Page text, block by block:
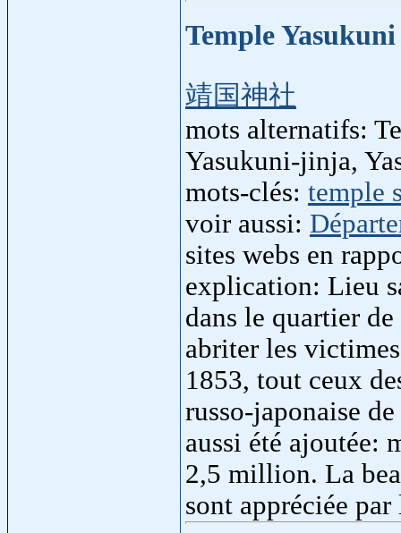
Temple
靖国神社
mots alternatifs:
Yasukuni-jinja,
mots-clés: temple
voir aussi:
sites webs en
explication: Lieu
dans le quartier
abriter les
1853, tout ceux
russo-japonaise
aussi été ajoutée:
2,5 million. La
sont appréciée